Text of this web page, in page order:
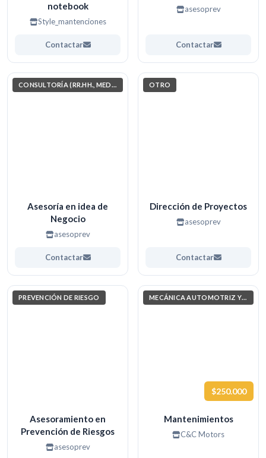
notebook
Style_mantenciones
Contactar
asesoprev
Contactar
CONSULTORÍA (RR.HH., MEDIO AMBIENTE, INVESTIGACIÓN)
Asesoría en idea de
Negocio
asesoprev
Contactar
OTRO
Dirección de Proyectos
asesoprev
Contactar
PREVENCIÓN DE RIESGO
Asesoramiento en
Prevención de Riesgos
asesoprev
MECÁNICA AUTOMOTRIZ Y AUTOTRÓNICA
$250.000
Mantenimientos
C&C Motors